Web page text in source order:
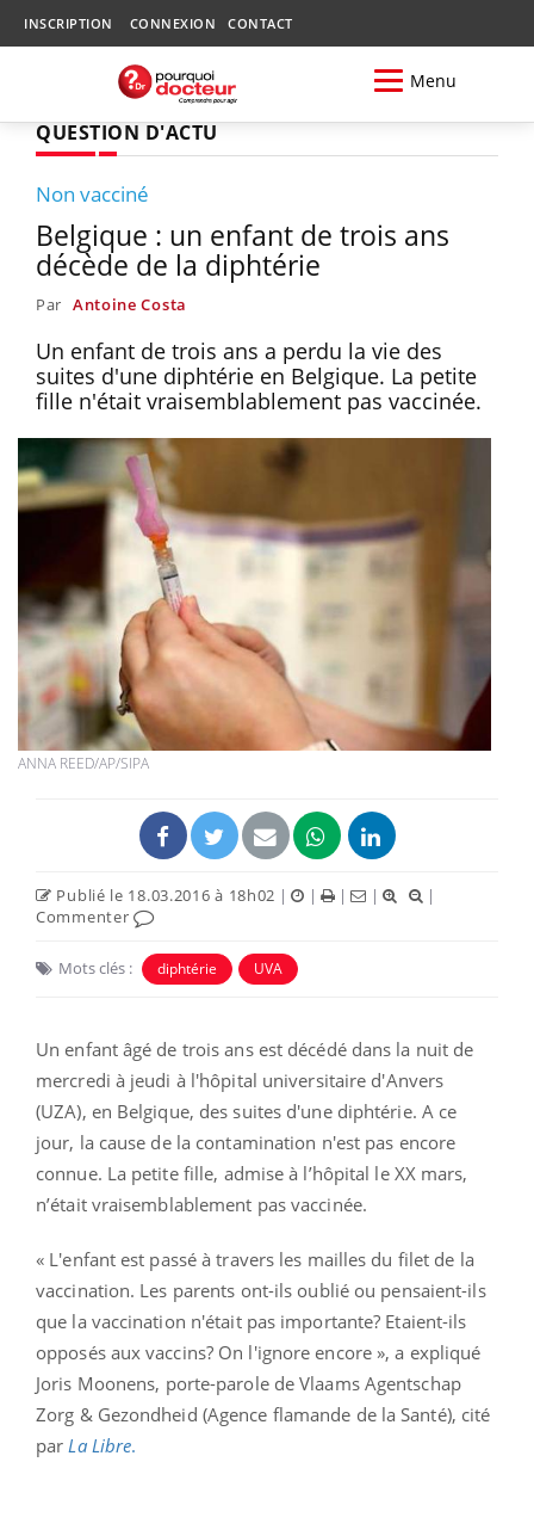
INSCRIPTION CONNEXION CONTACT
Menu
QUESTION D'ACTU
Non vacciné
Belgique : un enfant de trois ans
décède de la diphtérie
Par Antoine Costa
Un enfant de trois ans a perdu la vie des
suites d'une diphtérie en Belgique. La petite
fille n'était vraisemblablement pas vaccinée.
ANNA REED/AP/SIPA
Publié le 18.03.2016 à 18h02 | | | |
|
Commenter
Mots clés : diphtérie UVA
Un enfant âgé de trois ans est décédé dans la nuit de
mercredi à jeudi à l'hôpital universitaire d'Anvers
(UZA), en Belgique, des suites d'une diphtérie. A ce
jour, la cause de la contamination n'est pas encore
connue. La petite fille, admise à l’hôpital le XX mars,
n’était vraisemblablement pas vaccinée.
« L'enfant est passé à travers les mailles du filet de la
vaccination. Les parents ont-ils oublié ou pensaient-ils
que la vaccination n'était pas importante? Etaient-ils
opposés aux vaccins? On l'ignore encore », a expliqué
Joris Moonens, porte-parole de Vlaams Agentschap
Zorg & Gezondheid (Agence flamande de la Santé), cité
par La Libre.